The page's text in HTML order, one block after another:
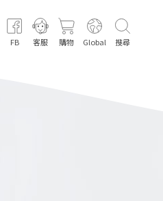
FB 客服 購物 Global 搜尋